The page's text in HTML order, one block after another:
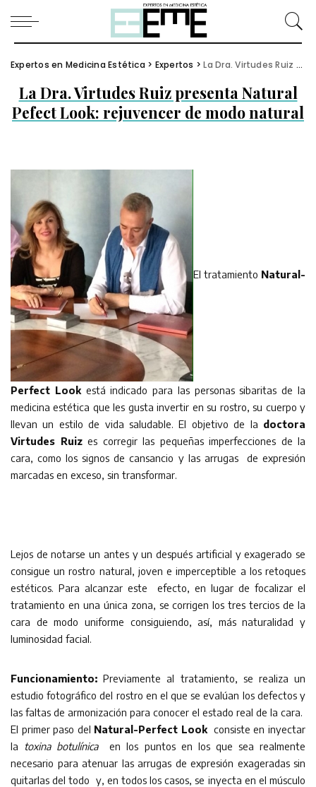
Expertos en Medicina Estética > Expertos >La Dra. Virtudes Ruiz presenta Natural Pefect Look: rejuvencer de modo natural
La Dra. Virtudes Ruiz presenta Natural
Pefect Look: rejuvencer de modo natural
El tratamiento Natural-
Perfect Lookestá indicado para las personas sibaritas de la
medicina estética que les gusta invertir en su rostro, su cuerpo y
llevan un estilo de vida saludable. El objetivo de la doctora
Virtudes Ruizes corregir las pequeñas imperfecciones de la
cara, como los signos de cansancio y las arrugas de expresión
marcadas en exceso, sin transformar.
Lejos de notarse un antes y un después artificial y exagerado se
consigue un rostro natural, joven e imperceptible a los retoques
estéticos. Para alcanzar este efecto, en lugar de focalizar el
tratamiento en una única zona, se corrigen los tres tercios de la
cara de modo uniforme consiguiendo, así, más naturalidad y
luminosidad facial.
Funcionamiento:Previamente al tratamiento, se realiza un
estudio fotográfico del rostro en el que se evalúan los defectos y
las faltas de armonización para conocer el estado real de la cara.
El primer paso del Natural-Perfect Lookconsiste en inyectar
la
toxina botulínica
en los puntos en los que sea realmente
necesario para atenuar las arrugas de expresión exageradas sin
quitarlas del todo y, en todos los casos, se inyecta en el músculo